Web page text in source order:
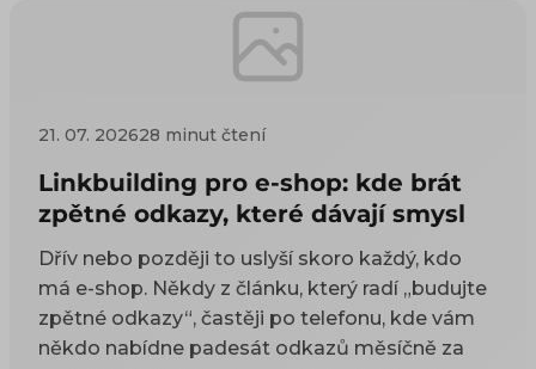
21. 07. 202628 minut čtení
Linkbuilding pro e-shop: kde brát
zpětné odkazy, které dávají smysl
Dřív nebo později to uslyší skoro každý, kdo
má e-shop. Někdy z článku, který radí „budujte
zpětné odkazy“, častěji po telefonu, kde vám
někdo nabídne padesát odkazů měsíčně za